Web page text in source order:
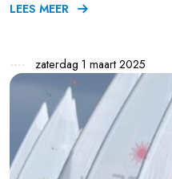
LEES MEER
zaterdag 1 maart 2025